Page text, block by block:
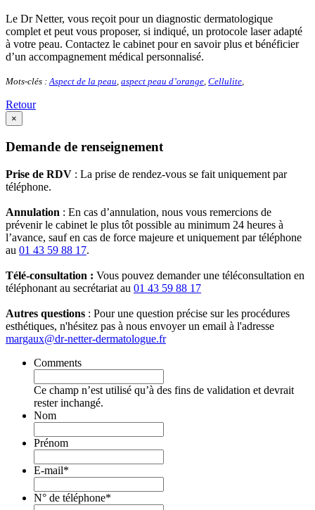
Le Dr Netter, vous reçoit pour un diagnostic dermatologique
complet et peut vous proposer, si indiqué, un protocole laser adapté
à votre peau. Contactez le cabinet pour en savoir plus et bénéficier
d’un accompagnement médical personnalisé.
Mots-clés :Aspect de la peau, aspect peau d’orange, Cellulite,
Retour
×
Demande de renseignement
Prise de RDV : La prise de rendez-vous se fait uniquement par
téléphone.
Annulation : En cas d’annulation, nous vous remercions de
prévenir le cabinet le plus tôt possible au minimum 24 heures à
l’avance, sauf en cas de force majeure et uniquement par téléphone
au 01 43 59 88 17.
Télé-consultation : Vous pouvez demander une téléconsultation en
téléphonant au secrétariat au 01 43 59 88 17
Autres questions : Pour une question précise sur les procédures
esthétiques, n'hésitez pas à nous envoyer un email à l'adresse
margaux@dr-netter-dermatologue.fr
Comments
Ce champ n’est utilisé qu’à des fins de validation et devrait
rester inchangé.
Nom
Prénom
E-mail*
N° de téléphone*